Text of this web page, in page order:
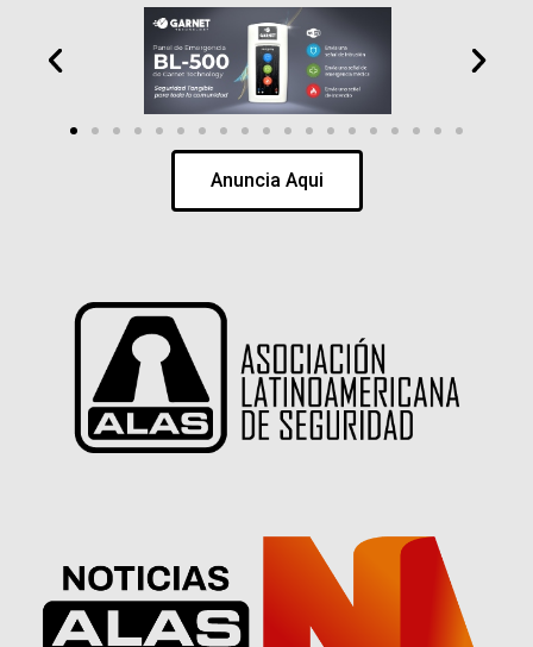
proporcionadas por nuestros socios quienes han
declarado tener autorización sobre su uso.